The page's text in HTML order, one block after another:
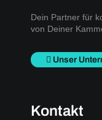
Dein Partner für
von Deiner
Unser
Kontakt